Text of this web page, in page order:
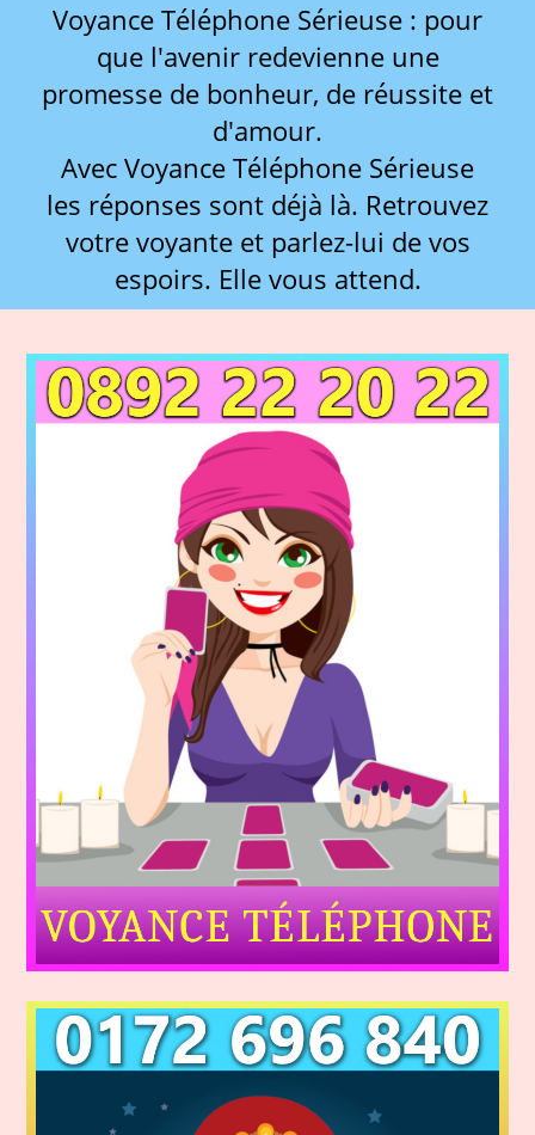
Voyance Téléphone Sérieuse : pour
que l'avenir redevienne une
promesse de bonheur, de réussite et
d'amour.
Avec Voyance Téléphone Sérieuse
les réponses sont déjà là. Retrouvez
votre voyante et parlez-lui de vos
espoirs. Elle vous attend.